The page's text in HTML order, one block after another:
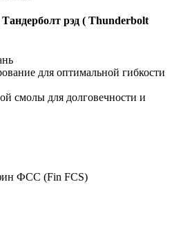
рэд ( Thunderbolt
для оптимальной гибкости
смолы для долговечности и
ФСС (Fin FCS)